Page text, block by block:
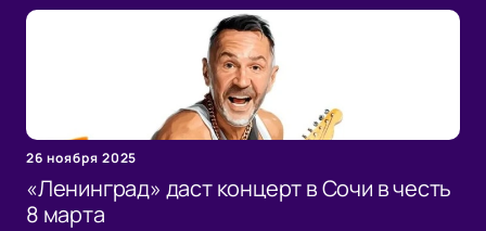
26 ноября 2025
«Ленинград» даст концерт в Сочи в честь
8 марта